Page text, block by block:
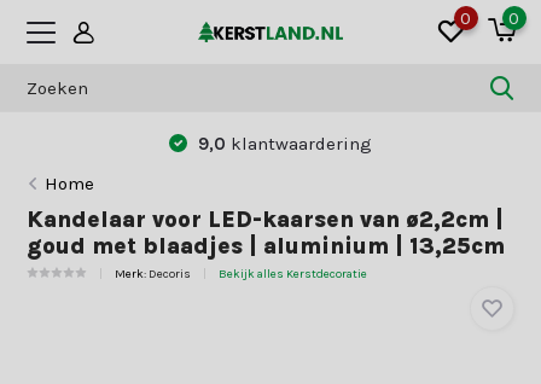
0 0
9,0 klantwaardering
Home
Kandelaar voor LED-kaarsen van ø2,2cm |
goud met blaadjes | aluminium | 13,25cm
Merk: Decoris Bekijk alles Kerstdecoratie